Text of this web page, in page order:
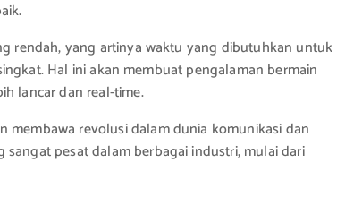
rendah, yang artinya waktu yang dibutuhkan untuk
Hal ini akan membuat pengalaman bermain
lancar dan real-time.
membawa revolusi dalam dunia komunikasi dan
pesat dalam berbagai industri, mulai dari